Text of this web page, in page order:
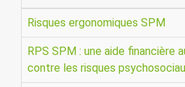
Risques ergonomiques SPM
RPS SPM : une aide financière
contre les risques